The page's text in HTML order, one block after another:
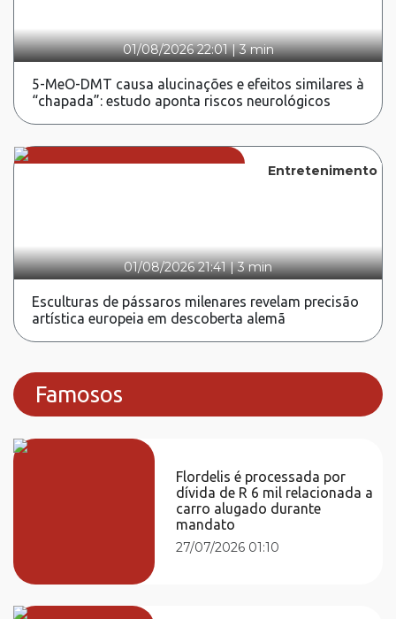
01/08/2026 22:01|3 min
5-MeO-DMT causa alucinações e efeitos similares à
“chapada”: estudo aponta riscos neurológicos
Entretenimento
01/08/2026 21:41|3 min
Esculturas de pássaros milenares revelam precisão
artística europeia em descoberta alemã
Famosos
Flordelis é processada por
dívida de R 6 mil relacionada a
carro alugado durante
mandato
27/07/2026 01:10